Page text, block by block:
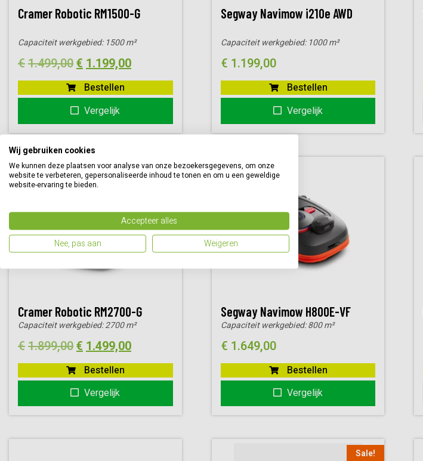
Cramer Robotic RM1500-G
Capaciteit werkgebied: 1500 m²
€1.499,00Oorspronkelijke
prijs
was:
€1.499,00.
€ 1.199,00Huidige
prijs
is:
Bestellen
Vergelijk
Segway Navimow i210e AWD
Capaciteit werkgebied: 1000 m²
€ 1.199,00
Bestellen
Vergelijk
Sale!
Cramer Robotic RM2700-G
Capaciteit werkgebied:2700 m²
€1.899,00Oorspronkelijke
prijs
was:
€1.899,00.
€ 1.499,00Huidige
prijs
is:
Bestellen
Vergelijk
Segway Navimow H800E-VF
Capaciteit werkgebied:800 m²
€ 1.649,00
Bestellen
Vergelijk
Sale!
Wij gebruiken cookies
We kunnen deze plaatsen voor analyse van onze bezoekersgegevens, om onze
website te verbeteren, gepersonaliseerde inhoud te tonen en om u een geweldige
website-ervaring te bieden.
Accepteer alles
Nee, pas aan
Weigeren